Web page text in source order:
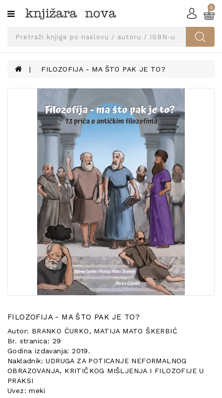
Kategorije
SVEUČILIŠNA
UDŽBENICI
KNJIGE
PRIBOR
KONTAKT
POSEBNA
PONUDA
0
FILOZOFIJA - MA ŠTO PAK JE TO?
FILOZOFIJA - MA ŠTO PAK JE TO?
Autor: BRANKO ĆURKO, MATIJA MATO ŠKERBIĆ
Br. stranica: 29
Godina izdavanja: 2019.
Nakladnik: UDRUGA ZA POTICANJE NEFORMALNOG
OBRAZOVANJA, KRITIČKOG MIŠLJENJA I FILOZOFIJE U
PRAKSI
Uvez: meki